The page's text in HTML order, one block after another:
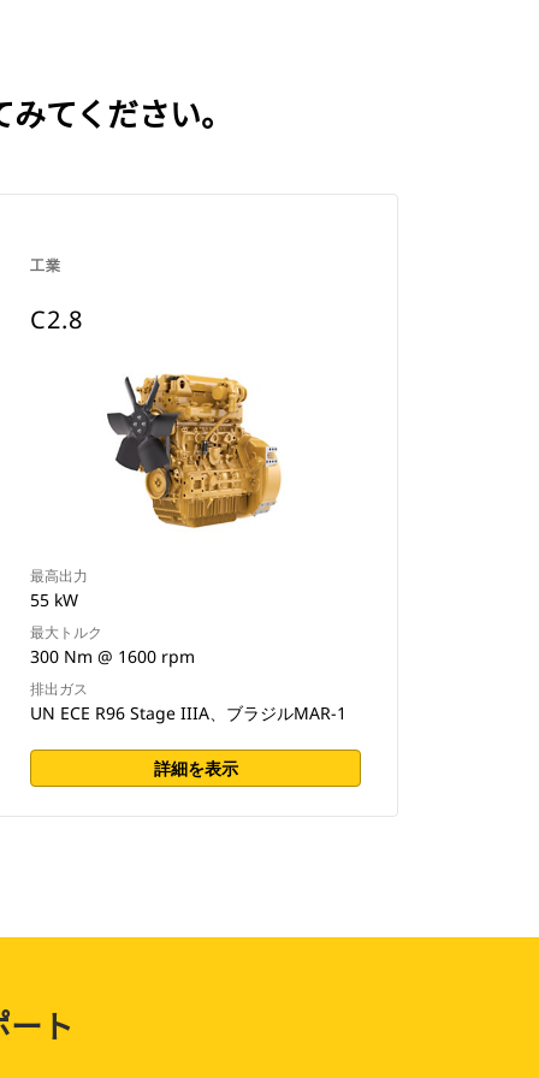
てください。
工業
C2.8
最高出力
55 kW
最大トルク
300 Nm @ 1600 rpm
排出ガス
UN ECE R96 Stage IIIA、ブラジルMAR-1
詳細を表示
ト